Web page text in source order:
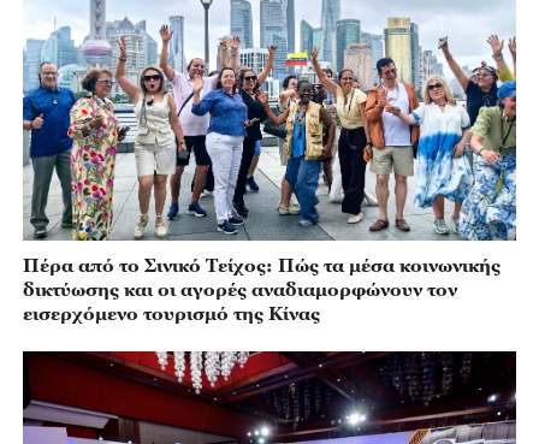
Πέρα από το Σινικό Τείχος: Πώς τα μέσα κοινωνικής
δικτύωσης και οι αγορές αναδιαμορφώνουν τον
εισερχόμενο τουρισμό της Κίνας